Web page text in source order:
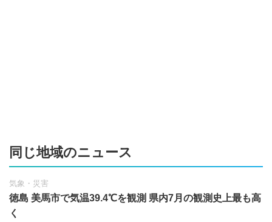
同じ地域のニュース
気象・災害
徳島 美馬市で気温39.4℃を観測 県内7月の観測史上最も高
く